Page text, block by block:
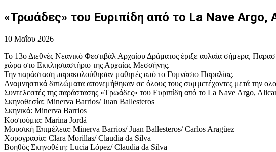
«Τρωάδες» του Ευριπίδη από το La Nave Argo,
10 Μαΐου 2026
Το 13ο Διεθνές Νεανικό Φεστιβάλ Αρχαίου Δράματος έριξε αυλαία σήμερα,
χώρα στο Εκκλησιαστήριο της Αρχαίας Μεσσήνης.
Την παράσταση παρακολούθησαν μαθητές από το Γυμνάσιο Παραλίας.
Αναμνηστικά διπλώματα απονεμήθηκαν σε όλους τους συμμετέχοντες μετά την
Συντελεστές της παράστασης «Τρωάδες» του Ευριπίδη από το La Nave Argo,
Σκηνοθεσία: Minerva Barrios/ Juan Ballesteros
Σκηνικά: Minerva Barrios
Κοστούμια: Marina Jordá
Μουσική Επιμέλεια: Minerva Barrios/ Juan Ballesteros/ Carlos Aragüez
Χορογραφία: Clara Morillas/ Claudia da Silva
Βοηθός Σκηνοθέτη: Lucia López/ Claudia da Silva